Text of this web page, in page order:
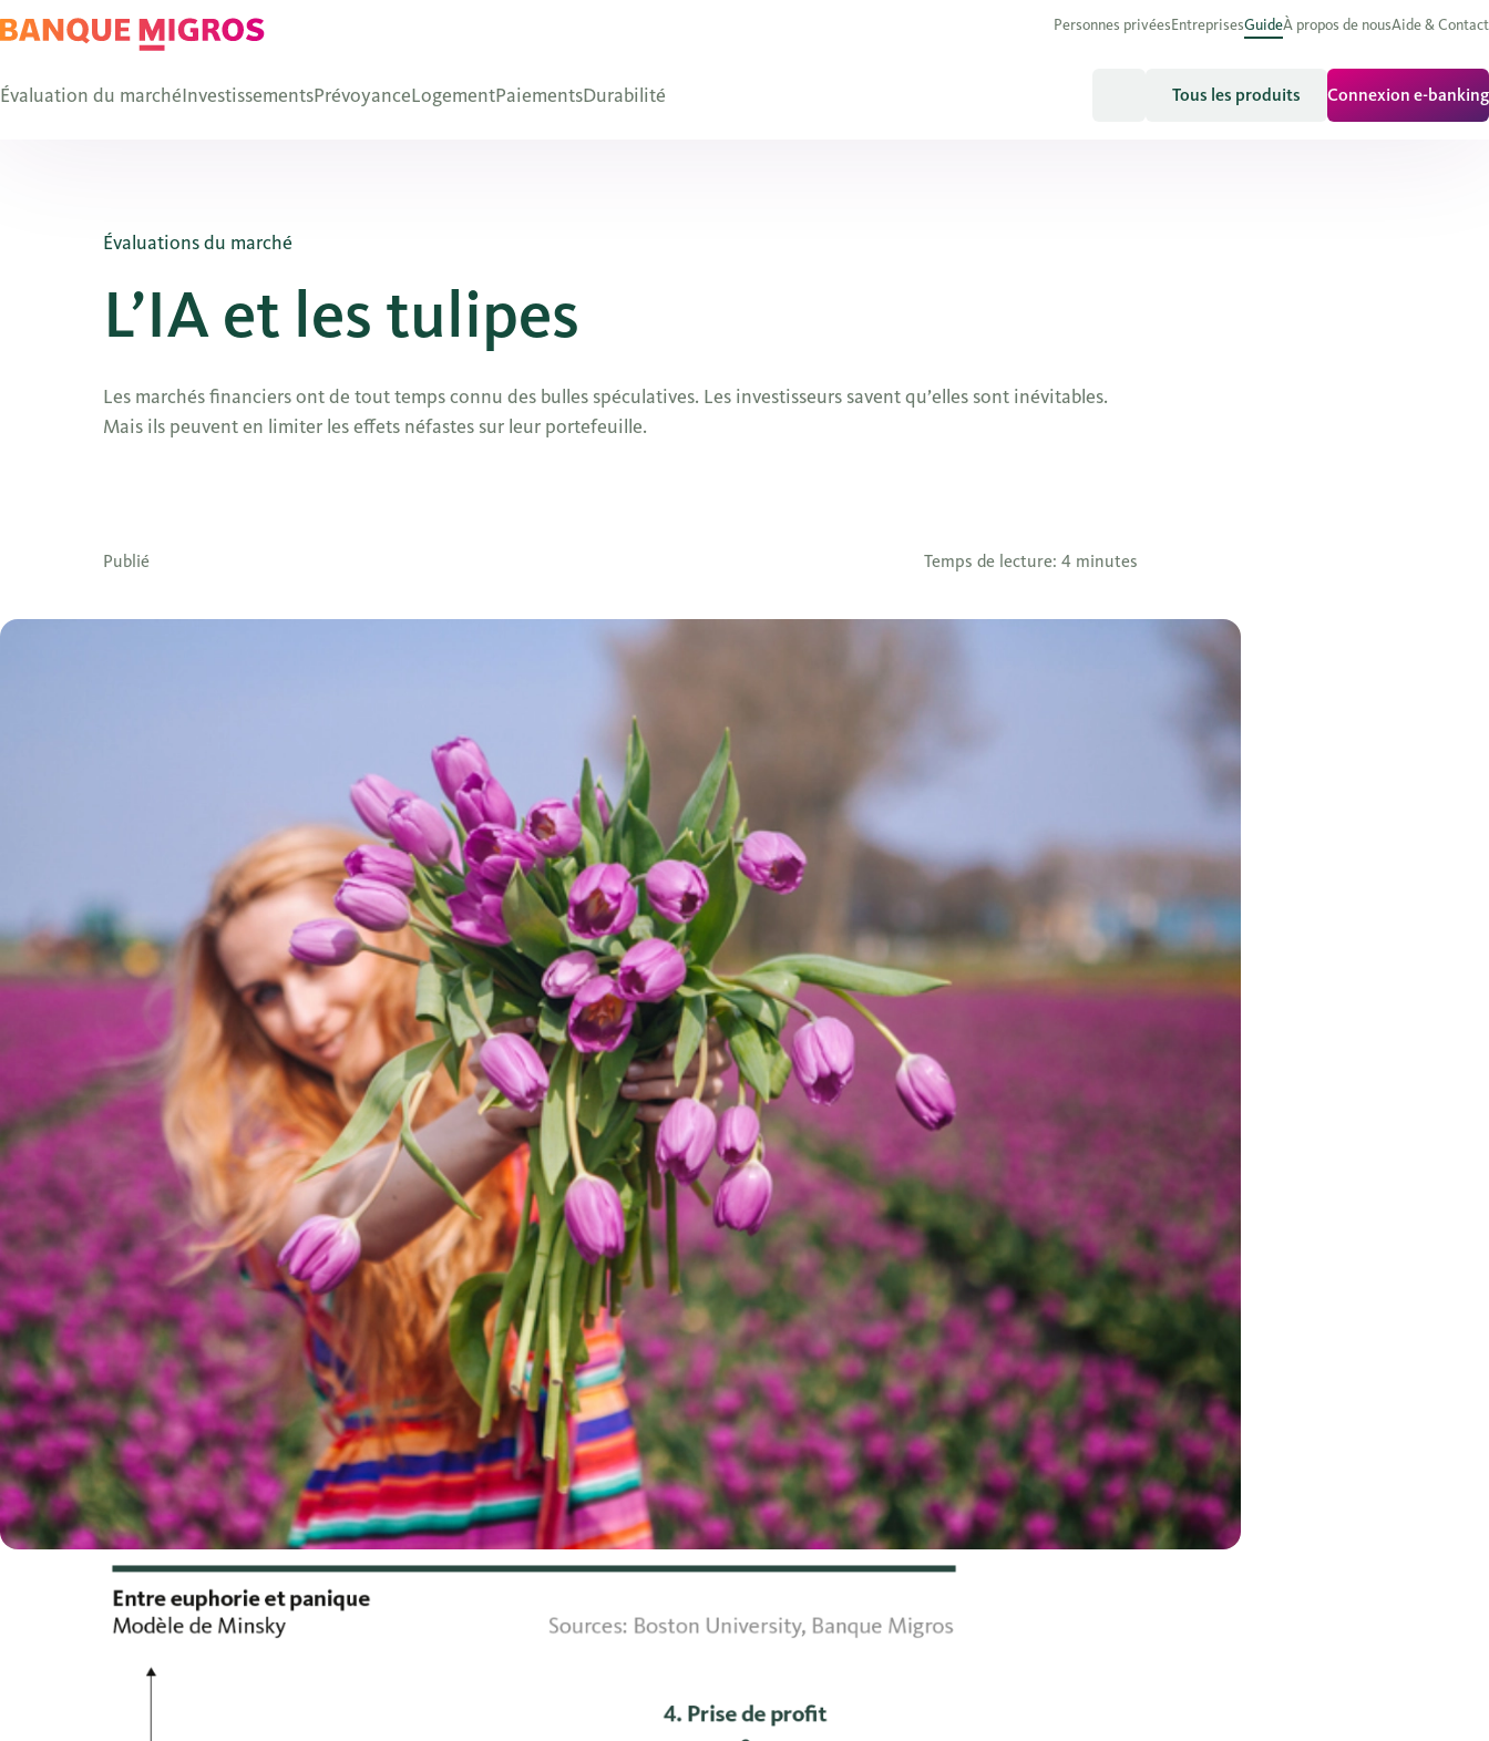
Personnes privéesEntreprisesGuideÀ propos de nousAide & Contact
Évaluation du marchéInvestissementsPrévoyanceLogementPaiementsDurabilité Tous les produits Connexion e-banking
Évaluations du marché
L’IA et les tulipes
Les marchés financiers ont de tout temps connu des bulles spéculatives. Les investisseurs savent qu’elles sont inévitables.
Mais ils peuvent en limiter les effets néfastes sur leur portefeuille.
Publié Temps de lecture: 4 minutes